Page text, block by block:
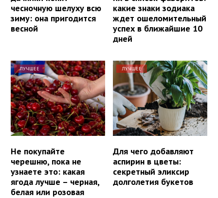
чесночную шелуху всю
зиму: она пригодится
весной
какие знаки зодиака
ждет ошеломительный
успех в ближайшие 10
дней
ЛУЧШЕЕ
Не покупайте
черешню, пока не
узнаете это: какая
ягода лучше – черная,
белая или розовая
ЛУЧШЕЕ
Для чего добавляют
аспирин в цветы:
секретный эликсир
долголетия букетов